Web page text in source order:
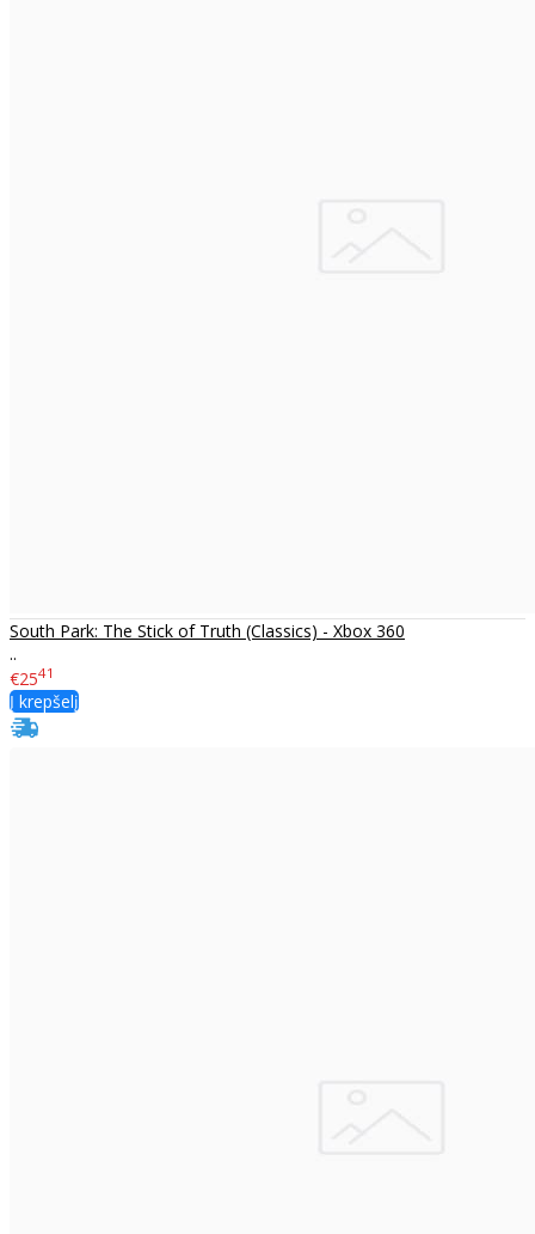
South Park: The Stick of Truth (Classics) - Xbox 360
..
€2541
Į krepšelį